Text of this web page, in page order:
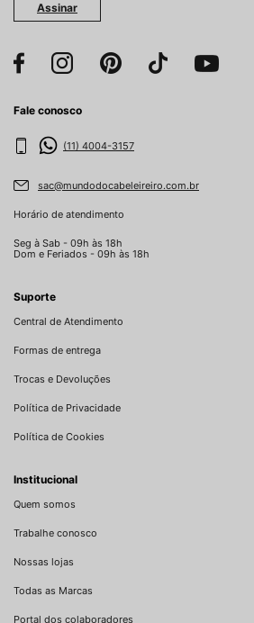
Assinar
Fale conosco
(11) 4004-3157
sac@mundodocabeleireiro.com.br
Horário de atendimento
Seg à Sab - 09h às 18h
Dom e Feriados - 09h às 18h
Suporte
Central de Atendimento
Formas de entrega
Trocas e Devoluções
Política de Privacidade
Política de Cookies
Institucional
Quem somos
Trabalhe conosco
Nossas lojas
Todas as Marcas
Portal dos colaboradores